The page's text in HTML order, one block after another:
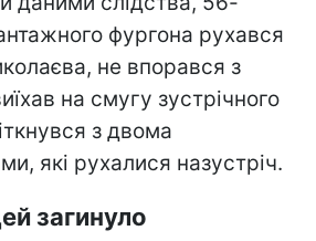
фургона рухався
не впорався з
на смугу зустрічного
з двома
які рухалися назустріч.
загинуло